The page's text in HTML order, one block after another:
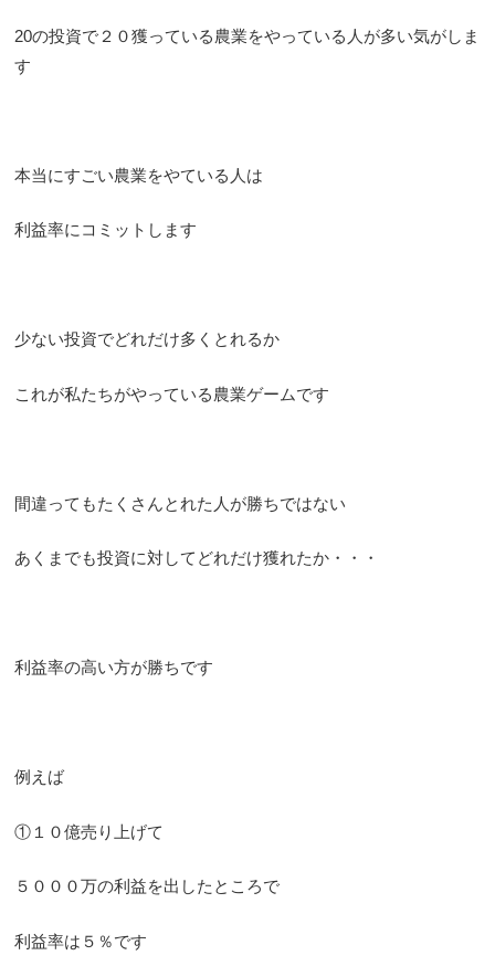
20の投資で２０獲っている農業をやっている人が多い気がしま
す
本当にすごい農業をやている人は
利益率にコミットします
少ない投資でどれだけ多くとれるか
これが私たちがやっている農業ゲームです
間違ってもたくさんとれた人が勝ちではない
あくまでも投資に対してどれだけ獲れたか・・・
利益率の高い方が勝ちです
例えば
①１０億売り上げて
５０００万の利益を出したところで
利益率は５％です